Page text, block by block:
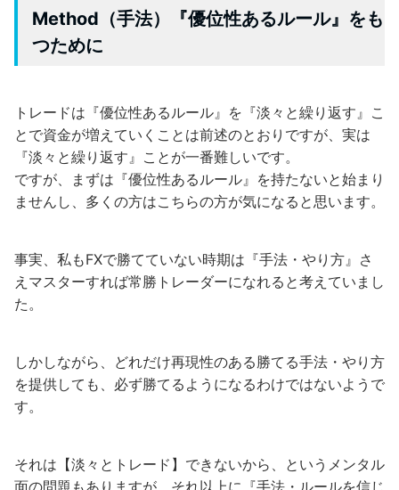
Method（手法）『優位性あるルール』をも
つために
トレードは『優位性あるルール』を『淡々と繰り返す』こ
とで資金が増えていくことは前述のとおりですが、実は
『淡々と繰り返す』ことが一番難しいです。
ですが、まずは『優位性あるルール』を持たないと始まり
ませんし、多くの方はこちらの方が気になると思います。
事実、私もFXで勝てていない時期は『手法・やり方』さ
えマスターすれば常勝トレーダーになれると考えていまし
た。
しかしながら、どれだけ再現性のある勝てる手法・やり方
を提供しても、必ず勝てるようになるわけではないようで
す。
それは【淡々とトレード】できないから、というメンタル
面の問題もありますが、それ以上に『手法・ルールを信じ